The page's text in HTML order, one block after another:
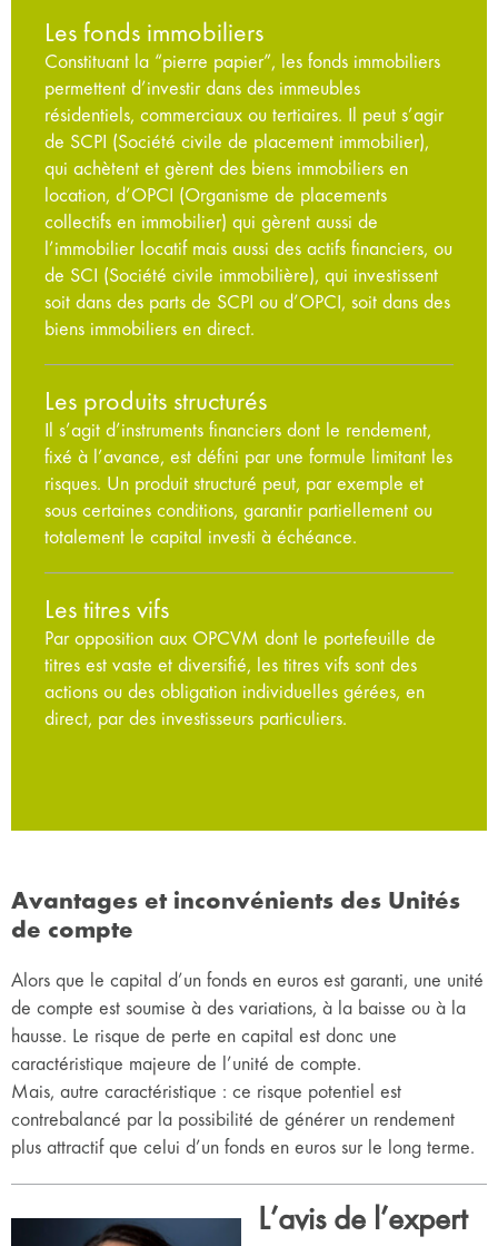
Les fonds immobiliers
Constituant la “pierre papier”, les fonds immobiliers
permettent d’investir dans des immeubles
résidentiels, commerciaux ou tertiaires. Il peut s’agir
de SCPI (Société civile de placement immobilier),
qui achètent et gèrent des biens immobiliers en
location, d’OPCI (Organisme de placements
collectifs en immobilier) qui gèrent aussi de
l’immobilier locatif mais aussi des actifs financiers, ou
de SCI (Société civile immobilière), qui investissent
soit dans des parts de SCPI ou d’OPCI, soit dans des
biens immobiliers en direct.
Les produits structurés
Il s’agit d’instruments financiers dont le rendement,
fixé à l’avance, est défini par une formule limitant les
risques. Un produit structuré peut, par exemple et
sous certaines conditions, garantir partiellement ou
totalement le capital investi à échéance.
Les titres vifs
Par opposition aux OPCVM dont le portefeuille de
titres est vaste et diversifié, les titres vifs sont des
actions ou des obligation individuelles gérées, en
direct, par des investisseurs particuliers.
Avantages et inconvénients des Unités
de compte
Alors que le capital d’un fonds en euros est garanti, une unité
de compte est soumise à des variations, à la baisse ou à la
hausse. Le risque de perte en capital est donc une
caractéristique majeure de l’unité de compte.
Mais, autre caractéristique : ce risque potentiel est
contrebalancé par la possibilité de générer un rendement
plus attractif que celui d’un fonds en euros sur le long terme.
L’avis de l’expert